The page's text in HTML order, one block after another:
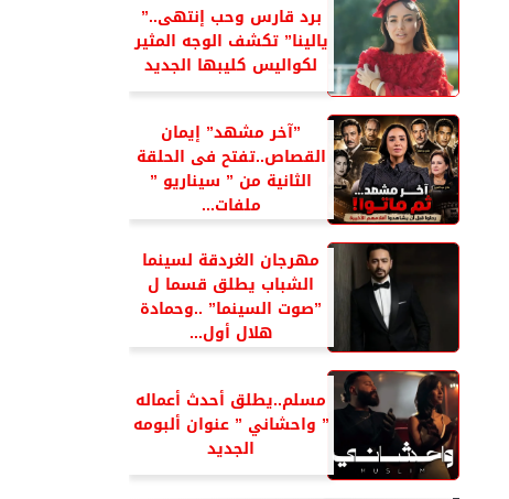
برد قارس وحب إنتهى..”
يالينا” تكشف الوجه المثير
لكواليس كليبها الجديد
”آخر مشهد” إيمان
القصاص..تفتح فى الحلقة
الثانية من ” سيناريو ”
ملفات...
مهرجان الغردقة لسينما
الشباب يطلق قسما ل
”صوت السينما” ..وحمادة
هلال أول...
مسلم..يطلق أحدث أعماله
” واحشاني ” عنوان ألبومه
الجديد